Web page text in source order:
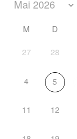
M D
27 28
4 5
11 12